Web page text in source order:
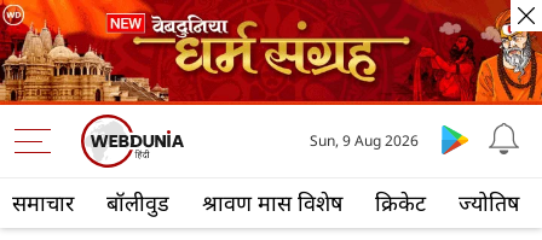
समाचार बॉलीवुड श्रावण मास विशेष क्रिकेट ज्योतिष
Sun, 9 Aug 2026